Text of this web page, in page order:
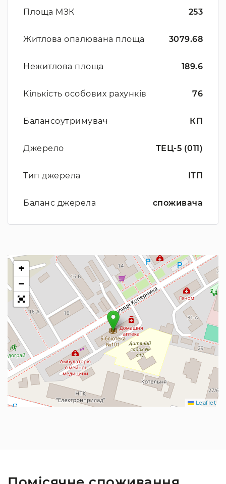
Площа МЗК 253
Житлова опалювана площа 3079.68
Нежитлова площа 189.6
Кількість особових рахунків 76
Балансоутримувач КП
Джерело ТЕЦ-5 (011)
Тип джерела ІТП
Баланс джерела споживача
+
−
Leaflet